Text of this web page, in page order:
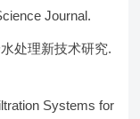
Journal.
处理新技术研究.
Systems for